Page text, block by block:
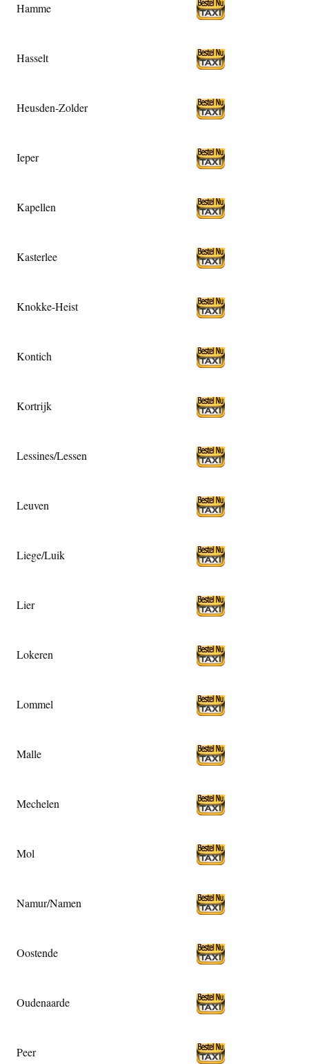
Hamme
Hasselt
Heusden-Zolder
Ieper
Kapellen
Kasterlee
Knokke-Heist
Kontich
Kortrijk
Lessines/Lessen
Leuven
Liege/Luik
Lier
Lokeren
Lommel
Malle
Mechelen
Mol
Namur/Namen
Oostende
Oudenaarde
Peer